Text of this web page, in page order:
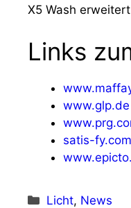
X5 Wash
Links
www.glp.de
satis-fy.com
Kategorien
Licht, News